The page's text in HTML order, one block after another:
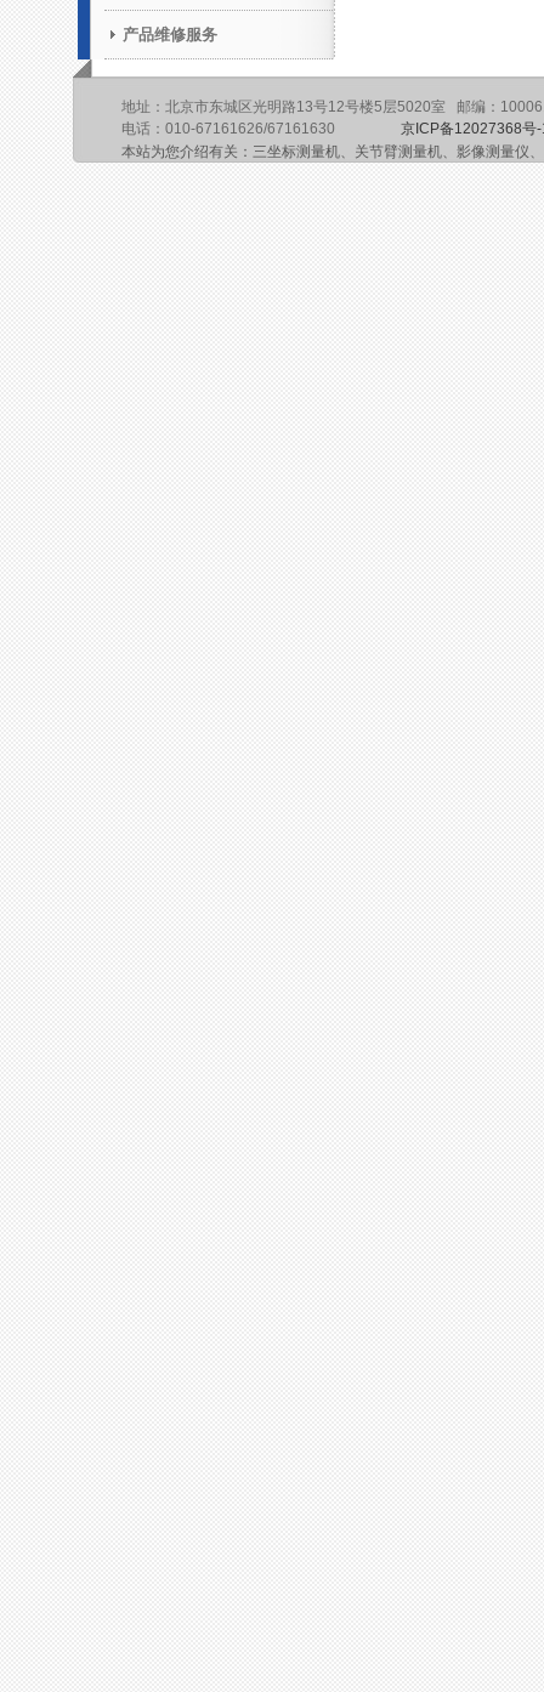
产品维修服务
地址：北京市东城区光明路13号12号楼5层5020室 邮编：
电话：010-67161626/67161630 京ICP备12027368号
本站为您介绍有关：三坐标测量机、关节臂测量机、影像测量仪